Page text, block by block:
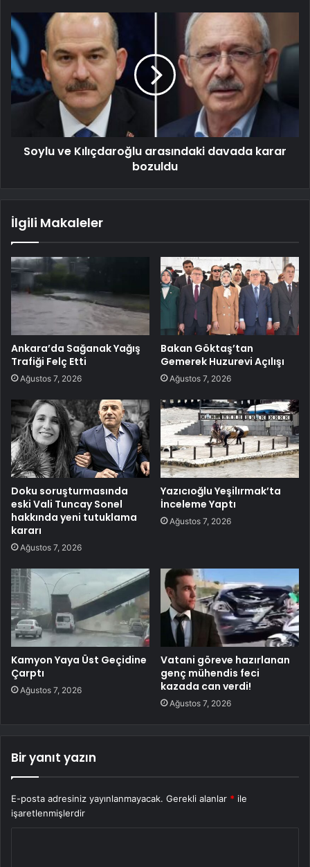
Soylu ve Kılıçdaroğlu arasındaki davada karar
bozuldu
İlgili Makaleler
Ankara’da Sağanak Yağış
Trafiği Felç Etti
Ağustos 7, 2026
Bakan Göktaş’tan
Gemerek Huzurevi Açılışı
Ağustos 7, 2026
Doku soruşturmasında
eski Vali Tuncay Sonel
hakkında yeni tutuklama
kararı
Ağustos 7, 2026
Yazıcıoğlu Yeşilırmak’ta
İnceleme Yaptı
Ağustos 7, 2026
Kamyon Yaya Üst Geçidine
Çarptı
Ağustos 7, 2026
Vatani göreve hazırlanan
genç mühendis feci
kazada can verdi!
Ağustos 7, 2026
Bir yanıt yazın
E-posta adresiniz yayınlanmayacak. Gerekli alanlar * ile
işaretlenmişlerdir